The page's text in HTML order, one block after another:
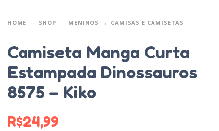
HOME SHOP MENINOS CAMISAS E CAMISETAS
Camiseta Manga Curta
Estampada Dinossauros
8575 – Kiko
R$24,99